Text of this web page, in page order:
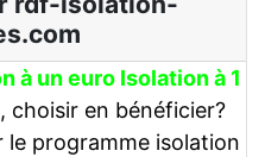
à un euro Isolation à 1
en bénéficier?
le programme isolation